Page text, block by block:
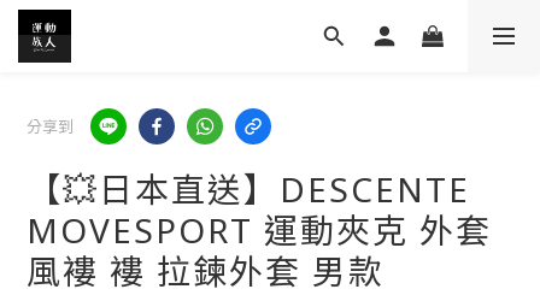
分享到
【💥日本直送】DESCENTE
MOVESPORT 運動夾克 外套
風褸 褸 拉鍊外套 男款